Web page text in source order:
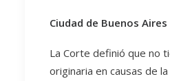
Ciudad de Buenos Aires
La Corte definió que no
originaria en causas de